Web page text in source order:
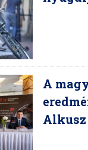
A
Alkusz